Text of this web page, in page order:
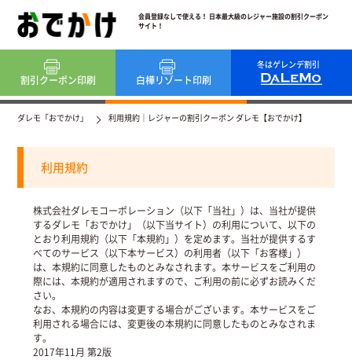
会員登録なしで使える！ 日本最大級のレジャー施設の割引クーポン
サイト！
冬はゲレンデ割引
割引クーポン印刷 白樺リゾート印刷
ダレモ「おでかけ」 利用規約｜レジャーの割引クーポン ダレモ【おでかけ】
利用規約
株式会社ダレモコーポレーション（以下「当社」）は、当社が提供
するダレモ「おでかけ」（以下当サイト）の利用について、以下の
とおり利用規約（以下「本規約」）を定めます。当社が提供するす
べてのサービス（以下本サービス）の利用者（以下「お客様」）
は、本規約に同意したものとみなされます。本サービスをご利用の
際には、本規約が適用されますので、ご利用の前に必ずお読みくだ
さい。
なお、本規約の内容は変更する場合がございます。本サービスをご
利用される場合には、変更後の本規約に同意したものとみなされま
す。
2017年11月 第2版